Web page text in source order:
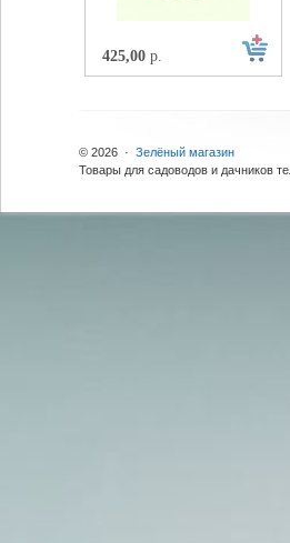
425,00 р.
© 2026 · Зелёный магазин
Товары для садоводов и дачников